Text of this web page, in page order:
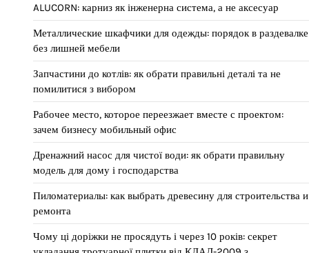
ALUCORN: карниз як інженерна система, а не аксесуар
Металлические шкафчики для одежды: порядок в раздевалке
без лишней мебели
Запчастини до котлів: як обрати правильні деталі та не
помилитися з вибором
Рабочее место, которое переезжает вместе с проектом:
зачем бизнесу мобильный офис
Дренажний насос для чистої води: як обрати правильну
модель для дому і господарства
Пиломатериалы: как выбрать древесину для строительства и
ремонта
Чому ці доріжки не просядуть і через 10 років: секрет